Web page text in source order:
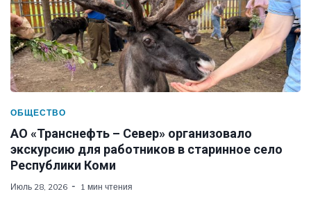
ОБЩЕСТВО
АО «Транснефть – Север» организовало
экскурсию для работников в старинное село
Республики Коми
Июль 28, 2026 1 мин чтения